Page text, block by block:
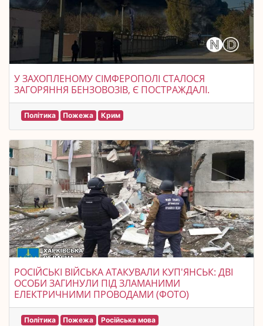
У ЗАХОПЛЕНОМУ СІМФЕРОПОЛІ СТАЛОСЯ
ЗАГОРЯННЯ БЕНЗОВОЗІВ, Є ПОСТРАЖДАЛІ.
Політика Пожежа Крим
РОСІЙСЬКІ ВІЙСЬКА АТАКУВАЛИ КУП'ЯНСЬК: ДВІ
ОСОБИ ЗАГИНУЛИ ПІД ЗЛАМАНИМИ
ЕЛЕКТРИЧНИМИ ПРОВОДАМИ (ФОТО)
Політика Пожежа Російська мова